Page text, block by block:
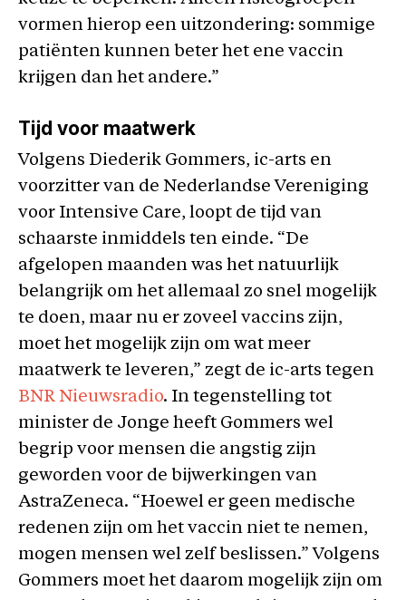
vormen hierop een uitzondering: sommige
patiënten kunnen beter het ene vaccin
krijgen dan het andere.”
Tijd voor maatwerk
Volgens Diederik Gommers, ic-arts en
voorzitter van de Nederlandse Vereniging
voor Intensive Care, loopt de tijd van
schaarste inmiddels ten einde. “De
afgelopen maanden was het natuurlijk
belangrijk om het allemaal zo snel mogelijk
te doen, maar nu er zoveel vaccins zijn,
moet het mogelijk zijn om wat meer
maatwerk te leveren,” zegt de ic-arts tegen
BNR Nieuwsradio. In tegenstelling tot
minister de Jonge heeft Gommers wel
begrip voor mensen die angstig zijn
geworden voor de bijwerkingen van
AstraZeneca. “Hoewel er geen medische
redenen zijn om het vaccin niet te nemen,
mogen mensen wel zelf beslissen.” Volgens
Gommers moet het daarom mogelijk zijn om